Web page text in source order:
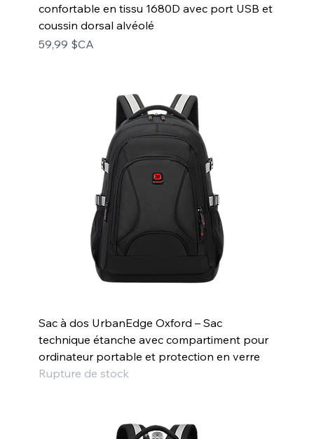
confortable en tissu 1680D avec port USB et
coussin dorsal alvéolé
Prix
59,99 $CA
Sac à dos UrbanEdge Oxford – Sac
technique étanche avec compartiment pour
ordinateur portable et protection en verre
Rupture de stock